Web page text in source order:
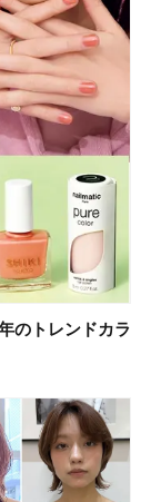
のトレンドカラ
」14選！ 透明肌
のトレンドカラ
グTOP5！＜美
クセ毛なんで
く見える・手
掬水亭の宿泊券
色グリーンが8/7